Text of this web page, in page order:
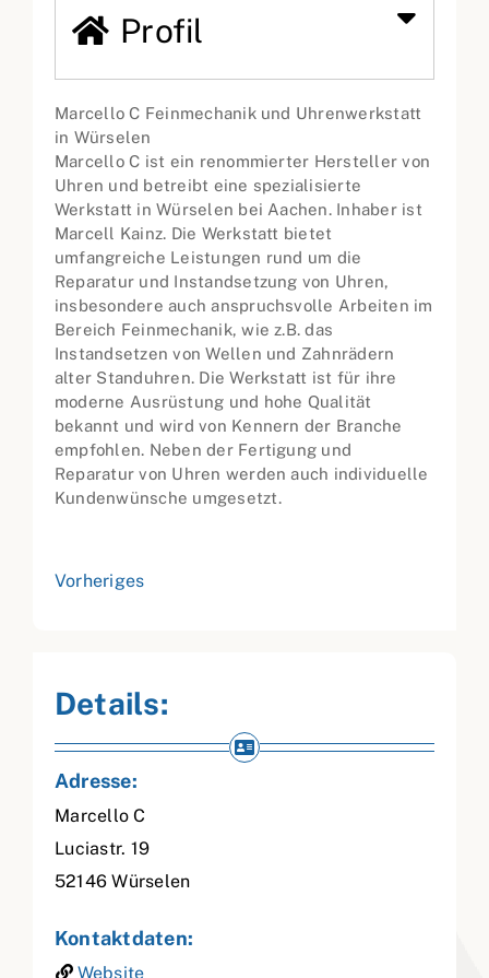
Profil
Marcello C Feinmechanik und Uhrenwerkstatt
in Würselen
Marcello C ist ein renommierter Hersteller von
Uhren und betreibt eine spezialisierte
Werkstatt in Würselen bei Aachen. Inhaber ist
Marcell Kainz. Die Werkstatt bietet
umfangreiche Leistungen rund um die
Reparatur und Instandsetzung von Uhren,
insbesondere auch anspruchsvolle Arbeiten im
Bereich Feinmechanik, wie z.B. das
Instandsetzen von Wellen und Zahnrädern
alter Standuhren. Die Werkstatt ist für ihre
moderne Ausrüstung und hohe Qualität
bekannt und wird von Kennern der Branche
empfohlen. Neben der Fertigung und
Reparatur von Uhren werden auch individuelle
Kundenwünsche umgesetzt.
Vorheriges
Details:
Adresse:
Marcello C
Luciastr. 19
52146 Würselen
Kontaktdaten:
Website